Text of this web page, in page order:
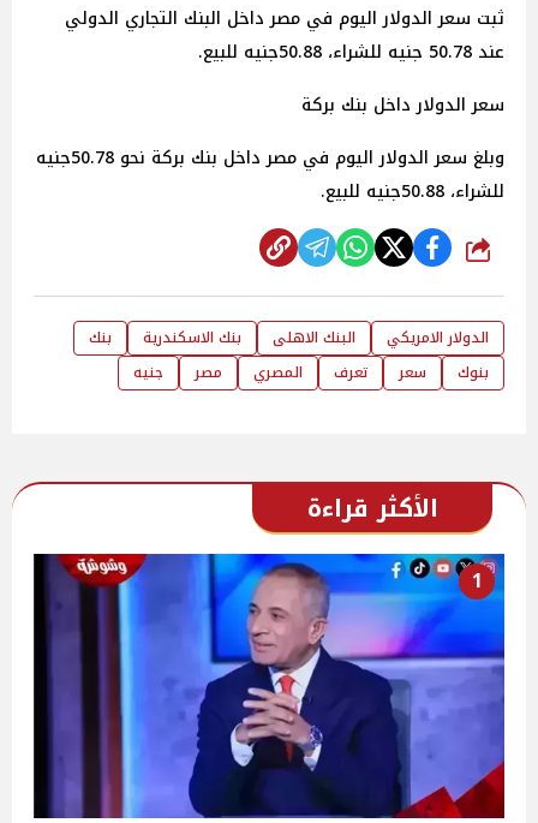
ثبت سعر الدولار اليوم في مصر داخل البنك التجاري الدولي
عند 50.78 جنيه للشراء، 50.88جنيه للبيع.
سعر الدولار داخل بنك بركة
وبلغ سعر الدولار اليوم في مصر داخل بنك بركة نحو 50.78جنيه
للشراء، 50.88جنيه للبيع.
شارك
الدولار الامريكي البنك الاهلى بنك الاسكندرية
بنك
بنوك
سعر تعرف المصري مصر جنيه
الأكثر قراءة
1